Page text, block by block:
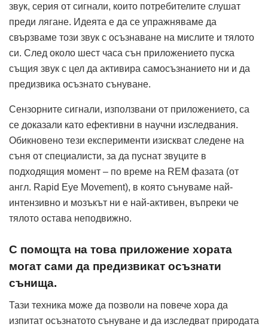
звук, серия от сигнали, които потребителите слушат
преди лягане. Идеята е да се упражняваме да
свързваме този звук с осъзнаване на мислите и тялото
си. След около шест часа сън приложението пуска
същия звук с цел да активира самосъзнанието ни и да
предизвика осъзнато сънуване.
Сензорните сигнали, използвани от приложението, са
се доказали като ефективни в научни изследвания.
Обикновено тези експерименти изискват следене на
съня от специалис­ти, за да пуснат звуците в
подходящия момент – по време на REM фазата (от
англ. Rapid Eye Movement), в която сънуваме най-
интензивно и мозъкът ни е най-активен, въпреки че
тялото остава неподвижно.
С помощта на това приложение хората
могат сами да предизвикат осъзнати
сънища.
Тази техника може да позволи на повече хора да
изпитат осъзнатото сънуване и да изследват природата